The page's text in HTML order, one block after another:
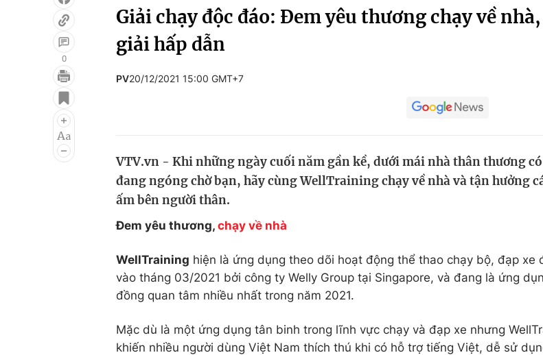
Điện ảnh
Âm nhạc
Chất lượng cuộc sống
Tuyển sinh
0
Giải chạy độc đáo: Đem yêu thương chạy về
giải hấp dẫn
PV20/12/2021 15:00 GMT+7
VTV.vn - Khi những ngày cuối năm gần kề, dưới mái nhà thân thương
đang ngóng chờ bạn, hãy cùng WellTraining chạy về nhà và tận hưởng
ấm bên người thân.
Đem yêu thương, chạy về nhà
WellTraining hiện là ứng dụng theo dõi hoạt động thể thao chạy bộ, đạp xe
vào tháng 03/2021 bởi công ty Welly Group tại Singapore, và đang là ứng
đồng quan tâm nhiều nhất trong năm 2021.
Mặc dù là một ứng dụng tân binh trong lĩnh vực chạy và đạp xe nhưng
khiến nhiều người dùng Việt Nam thích thú khi có hỗ trợ tiếng Việt, dễ sử